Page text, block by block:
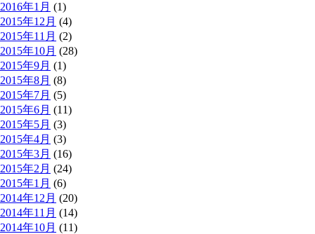
2016年1月 (1)
2015年12月 (4)
2015年11月 (2)
2015年10月 (28)
2015年9月 (1)
2015年8月 (8)
2015年7月 (5)
2015年6月 (11)
2015年5月 (3)
2015年4月 (3)
2015年3月 (16)
2015年2月 (24)
2015年1月 (6)
2014年12月 (20)
2014年11月 (14)
2014年10月 (11)